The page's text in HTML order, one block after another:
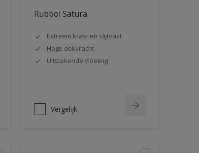
Rubbol Satura
Extreem kras- en slijtvast
Hoge dekkracht
Uitstekende vloeiing
Vergelijk